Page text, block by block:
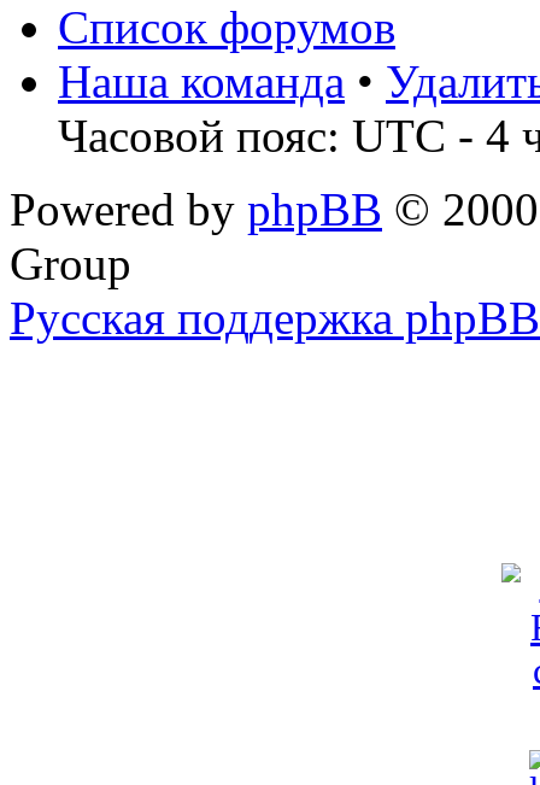
Список форумов
Наша команда •
Часовой пояс: UTC - 4
Powered by phpBB ©
Group
Русская поддержка phpBB